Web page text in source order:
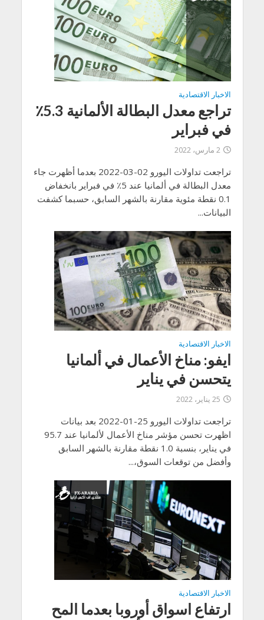
الاخبار الاقتصادية
تراجع معدل البطالة الألمانية 5.3٪
في فبراير
2 مارس، 2022
تراجعت تداولات اليورو 02-03-2022 بعدما أظهرت جاء
معدل البطالة في ألمانيا عند 5٪ في فبراير بانخفاض
0.1 نقطة مئوية مقارنة بالشهر السابق، حسبما كشفت
البيانات...
الاخبار الاقتصادية
ايفو: مناخ الأعمال في ألمانيا
يتحسن في يناير
25 يناير، 2022
تراجعت تداولات اليورو 25-01-2022 بعد بيانات
اظهرت تحسن مؤشر مناخ الأعمال لألمانيا عند 95.7
في يناير، بنسبة 1.0 نقطة مقارنة بالشهر السابق
وأفضل من توقعات السوق،...
الاخبار الاقتصادية
ارتفاع اسواق أوروبا بعدما المح